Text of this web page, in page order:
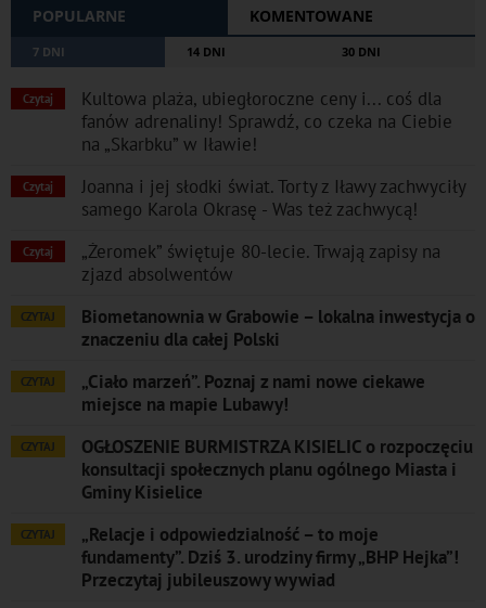
POPULARNE KOMENTOWANE
7 DNI 14 DNI 30 DNI
Czytaj
Kultowa plaża, ubiegłoroczne ceny i... coś dla
fanów adrenaliny! Sprawdź, co czeka na Ciebie
na „Skarbku” w Iławie!
Czytaj
Joanna i jej słodki świat. Torty z Iławy zachwyciły
samego Karola Okrasę - Was też zachwycą!
Czytaj
„Żeromek” świętuje 80-lecie. Trwają zapisy na
zjazd absolwentów
CZYTAJ
Biometanownia w Grabowie – lokalna inwestycja o
znaczeniu dla całej Polski
CZYTAJ
„Ciało marzeń”. Poznaj z nami nowe ciekawe
miejsce na mapie Lubawy!
CZYTAJ
OGŁOSZENIE BURMISTRZA KISIELIC o rozpoczęciu
konsultacji społecznych planu ogólnego Miasta i
Gminy Kisielice
CZYTAJ
„Relacje i odpowiedzialność – to moje
fundamenty”. Dziś 3. urodziny firmy „BHP Hejka”!
Przeczytaj jubileuszowy wywiad